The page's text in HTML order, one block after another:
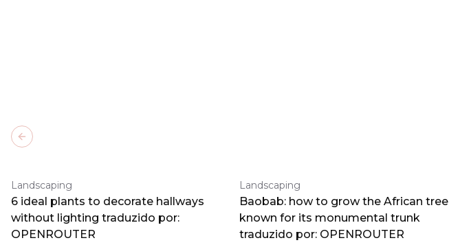
Landscaping
6 ideal plants to decorate hallways
without lighting traduzido por:
OPENROUTER
Landscaping
Baobab: how to grow the African tree
known for its monumental trunk
traduzido por: OPENROUTER
Previous slide